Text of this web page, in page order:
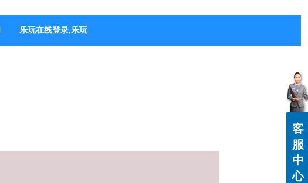
乐玩在线登录,乐玩（中国）
客
服
中
心